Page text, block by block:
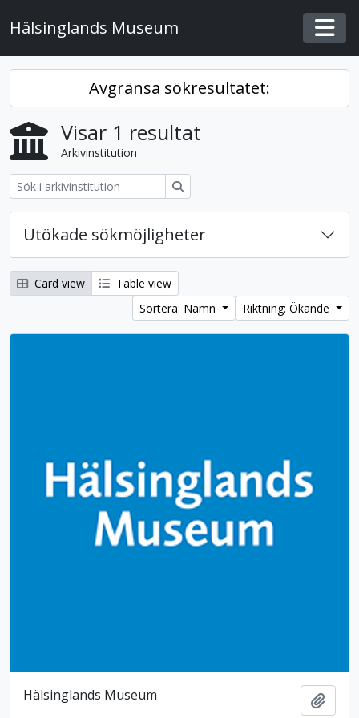
Hälsinglands Museum
Avgränsa sökresultatet:
Visar 1 resultat
Arkivinstitution
Utökade sökmöjligheter
Card view
Table view
Sortera: Namn
Riktning: Ökande
Hälsinglands Museum